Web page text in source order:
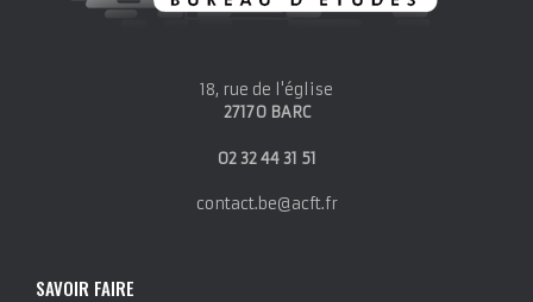
18, rue de l'église
27170 BARC
02 32 44 31 51
contact.be@acft.fr
SAVOIR FAIRE